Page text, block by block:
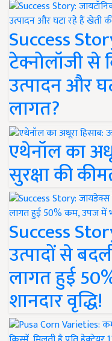
Success
टेक्नोलॉजी से
उत्पादन और
लागत?
एथेनॉल का
सुरक्षा की
Success
उत्पादों से
लागत हुई
शानदार वृद्धि!